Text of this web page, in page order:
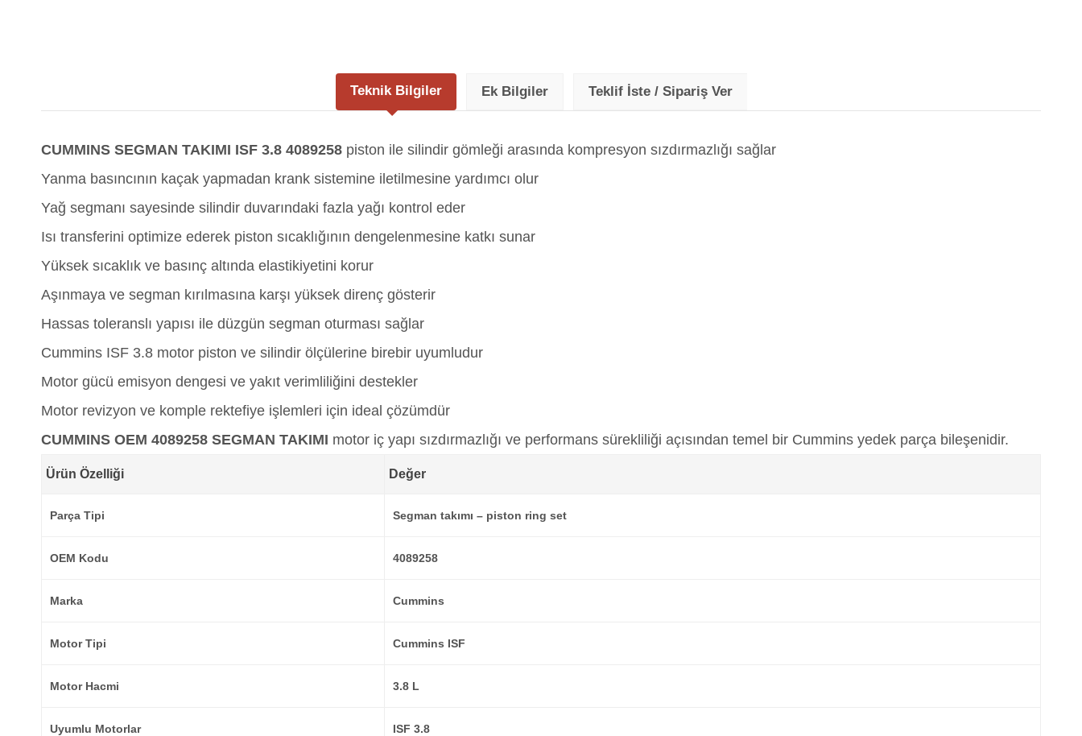
Teknik Bilgiler Ek Bilgiler Teklif İste / Sipariş Ver
CUMMINS SEGMAN TAKIMI ISF 3.8 4089258 piston ile silindir gömleği arasında kompresyon sızdırmazlığı sağlar
Yanma basıncının kaçak yapmadan krank sistemine iletilmesine yardımcı olur
Yağ segmanı sayesinde silindir duvarındaki fazla yağı kontrol eder
Isı transferini optimize ederek piston sıcaklığının dengelenmesine katkı sunar
Yüksek sıcaklık ve basınç altında elastikiyetini korur
Aşınmaya ve segman kırılmasına karşı yüksek direnç gösterir
Hassas toleranslı yapısı ile düzgün segman oturması sağlar
Cummins ISF 3.8 motor piston ve silindir ölçülerine birebir uyumludur
Motor gücü emisyon dengesi ve yakıt verimliliğini destekler
Motor revizyon ve komple rektefiye işlemleri için ideal çözümdür
CUMMINS OEM 4089258 SEGMAN TAKIMI motor iç yapı sızdırmazlığı ve performans sürekliliği açısından temel bir Cummins yedek parça bileşenidir.
Ürün Özelliği Değer
Parça Tipi Segman takımı – piston ring set
OEM Kodu 4089258
Marka Cummins
Motor Tipi Cummins ISF
Motor Hacmi 3.8 L
Uyumlu Motorlar ISF 3.8